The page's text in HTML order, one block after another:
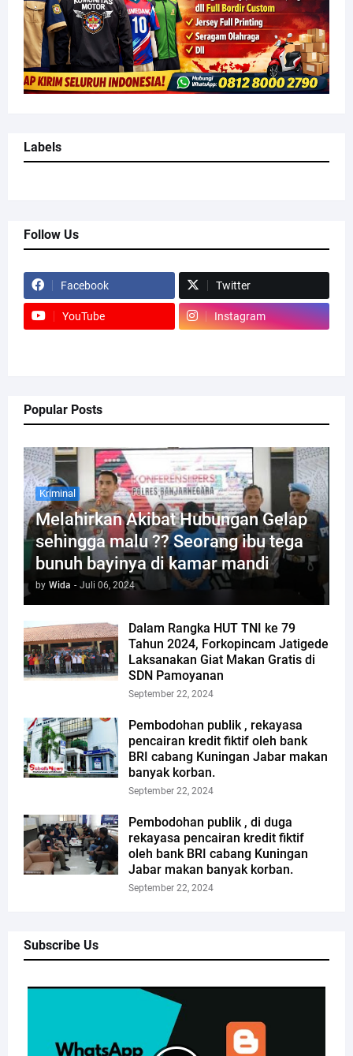
Labels
Follow Us
Facebook Twitter
YouTube Instagram
Popular Posts
Kriminal
Melahirkan Akibat Hubungan Gelap
sehingga malu ?? Seorang ibu tega
bunuh bayinya di kamar mandi
by Wida - Juli 06, 2024
Dalam Rangka HUT TNI ke 79
Tahun 2024, Forkopincam Jatigede
Laksanakan Giat Makan Gratis di
SDN Pamoyanan
September 22, 2024
Pembodohan publik , rekayasa
pencairan kredit fiktif oleh bank
BRI cabang Kuningan Jabar makan
banyak korban.
September 22, 2024
Pembodohan publik , di duga
rekayasa pencairan kredit fiktif
oleh bank BRI cabang Kuningan
Jabar makan banyak korban.
September 22, 2024
Subscribe Us